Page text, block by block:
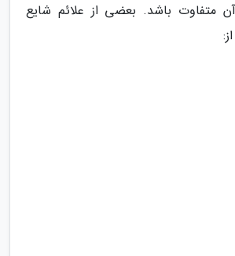
متفاوت باشد. بعضی از علائم شایع